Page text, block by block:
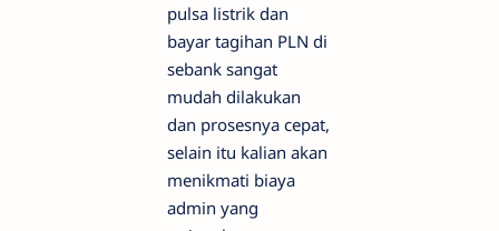
pulsa listrik dan
bayar tagihan PLN di
sebank sangat
mudah dilakukan
dan prosesnya cepat,
selain itu kalian akan
menikmati biaya
admin yang